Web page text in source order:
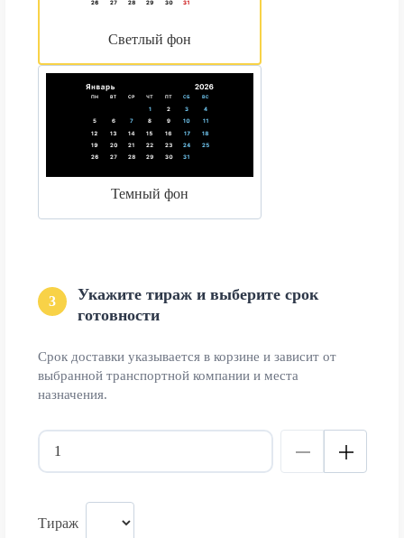
Светлый фон
Темный фон
3
Укажите тираж и выберите срок
готовности
Срок доставки указывается в корзине и зависит от
выбранной транспортной компании и места
назначения.
Тираж